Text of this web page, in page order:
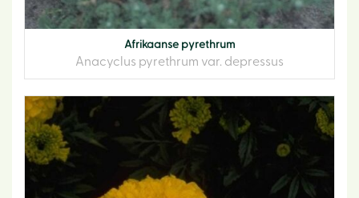
Afrikaanse pyrethrum
Anacyclus pyrethrum var. depressus